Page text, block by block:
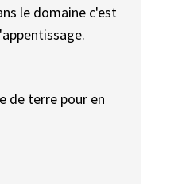
le domaine c'est
de terre pour en